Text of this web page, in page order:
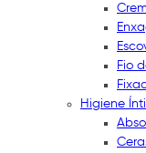
Fio
Higiene